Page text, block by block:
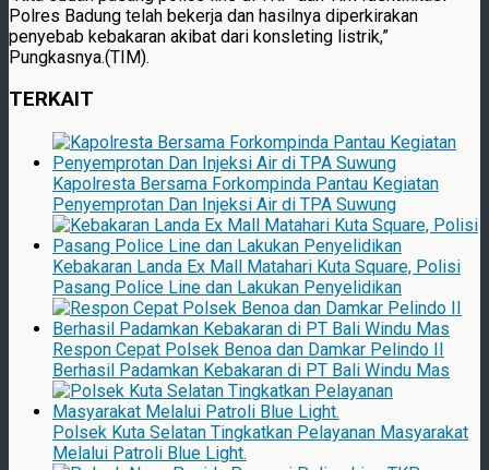
Polres Badung telah bekerja dan hasilnya diperkirakan
penyebab kebakaran akibat dari konsleting listrik,”
Pungkasnya.(TIM).
TERKAIT
Kapolresta Bersama Forkompinda Pantau Kegiatan
Penyemprotan Dan Injeksi Air di TPA Suwung
Kebakaran Landa Ex Mall Matahari Kuta Square, Polisi
Pasang Police Line dan Lakukan Penyelidikan
Respon Cepat Polsek Benoa dan Damkar Pelindo II
Berhasil Padamkan Kebakaran di PT Bali Windu Mas
Polsek Kuta Selatan Tingkatkan Pelayanan Masyarakat
Melalui Patroli Blue Light.